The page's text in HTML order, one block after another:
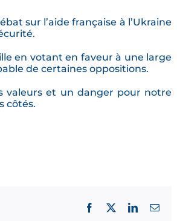
sur l’aide française à l’Ukraine
en votant en faveur à une large
de certaines oppositions.
valeurs et un danger pour notre
côtés.
Facebook LinkedInEmail